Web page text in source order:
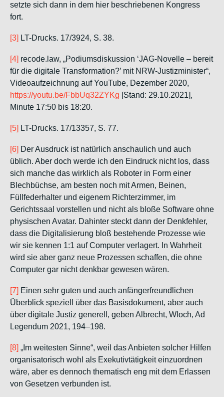
setzte sich dann in dem hier beschriebenen Kongress
fort.
[3] LT-Drucks. 17/3924, S. 38.
[4] recode.law, „Podiumsdiskussion ‘JAG-Novelle – bereit
für die digitale Transformation?’ mit NRW-Justizminister“,
Videoaufzeichnung auf YouTube, Dezember 2020,
https://youtu.be/FbbUq32ZYKg [Stand: 29.10.2021],
Minute 17:50 bis 18:20.
[5] LT-Drucks. 17/13357, S. 77.
[6] Der Ausdruck ist natürlich anschaulich und auch
üblich. Aber doch werde ich den Eindruck nicht los, dass
sich manche das wirklich als Roboter in Form einer
Blechbüchse, am besten noch mit Armen, Beinen,
Füllfederhalter und eigenem Richterzimmer, im
Gerichtssaal vorstellen und nicht als bloße Software ohne
physischen Avatar. Dahinter steckt dann der Denkfehler,
dass die Digitalisierung bloß bestehende Prozesse wie
wir sie kennen 1:1 auf Computer verlagert. In Wahrheit
wird sie aber ganz neue Prozessen schaffen, die ohne
Computer gar nicht denkbar gewesen wären.
[7] Einen sehr guten und auch anfängerfreundlichen
Überblick speziell über das Basisdokument, aber auch
über digitale Justiz generell, geben Albrecht, Wloch, Ad
Legendum 2021, 194–198.
[8] „Im weitesten Sinne“, weil das Anbieten solcher Hilfen
organisatorisch wohl als Exekutivtätigkeit einzuordnen
wäre, aber es dennoch thematisch eng mit dem Erlassen
von Gesetzen verbunden ist.